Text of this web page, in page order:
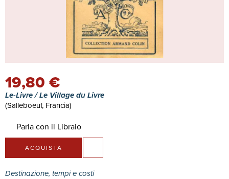
19,80 €
Le-Livre / Le Village du Livre
(Salleboeuf, Francia)
Parla con il Libraio
ACQUISTA
Destinazione, tempi e costi